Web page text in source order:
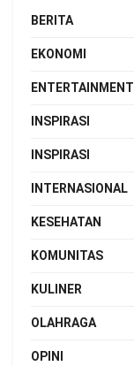
BERITA
EKONOMI
ENTERTAINMENT
INSPIRASI
INSPIRASI
INTERNASIONAL
KESEHATAN
KOMUNITAS
KULINER
OLAHRAGA
OPINI